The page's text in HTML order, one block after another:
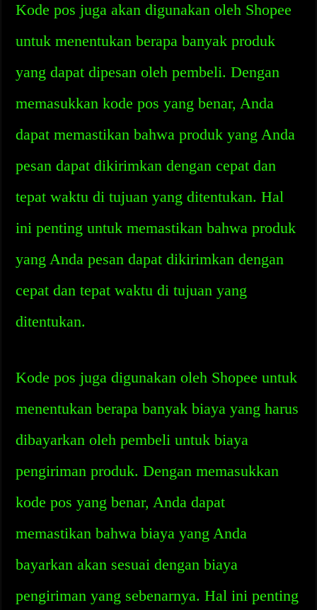
Kode pos juga akan digunakan oleh Shopee
untuk menentukan berapa banyak produk
yang dapat dipesan oleh pembeli. Dengan
memasukkan kode pos yang benar, Anda
dapat memastikan bahwa produk yang Anda
pesan dapat dikirimkan dengan cepat dan
tepat waktu di tujuan yang ditentukan. Hal
ini penting untuk memastikan bahwa produk
yang Anda pesan dapat dikirimkan dengan
cepat dan tepat waktu di tujuan yang
ditentukan.
Kode pos juga digunakan oleh Shopee untuk
menentukan berapa banyak biaya yang harus
dibayarkan oleh pembeli untuk biaya
pengiriman produk. Dengan memasukkan
kode pos yang benar, Anda dapat
memastikan bahwa biaya yang Anda
bayarkan akan sesuai dengan biaya
pengiriman yang sebenarnya. Hal ini penting